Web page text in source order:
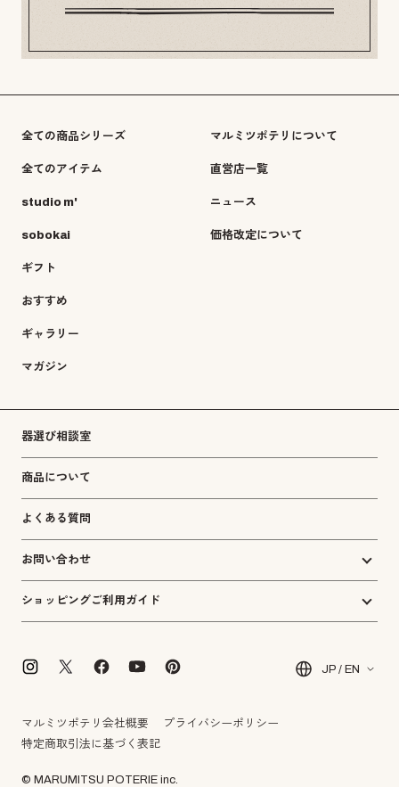
全ての商品シリーズ
全てのアイテム
studio m'
sobokai
ギフト
おすすめ
ギャラリー
マガジン
マルミツポテリについて
直営店一覧
ニュース
価格改定について
器選び相談室
商品について
よくある質問
お問い合わせ
ショッピングご利用ガイド
JP / EN
マルミツポテリ会社概要
プライバシーポリシー
特定商取引法に基づく表記
© MARUMITSU POTERIE inc.